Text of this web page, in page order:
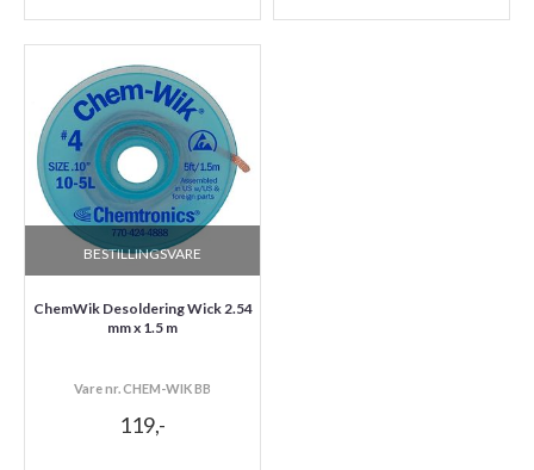
BESTILLINGSVARE
ChemWik Desoldering Wick 2.54
mm x 1.5 m
Vare nr. CHEM-WIK BB
119,-